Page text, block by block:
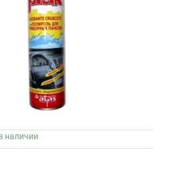
наличии